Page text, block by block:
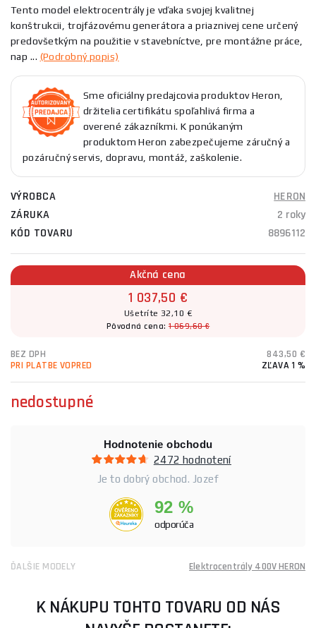
Tento model elektrocentrály je vďaka svojej kvalitnej
konštrukcii, trojfázovému generátora a priaznivej cene určený
predovšetkým na použitie v stavebníctve, pre montážne práce,
nap ... (Podrobný popis)
Sme oficiálny predajcovia produktov Heron,
držitelia certifikátu spoľahlivá firma a
overené zákazníkmi. K ponúkaným
produktom Heron zabezpečujeme záručný a
pozáručný servis, dopravu, montáž, zaškolenie.
VÝROBCA
HERON
ZÁRUKA
2 roky
KÓD TOVARU
8896112
Akčná cena
1 037,50 €
Ušetríte 32,10 €
Pôvodná cena:1 069,60 €
BEZ DPH
843,50 €
PRI PLATBE VOPRED
ZĽAVA 1 %
nedostupné
Hodnotenie obchodu
2472 hodnotení
Je to dobrý obchod. Jozef
92 %
odporúča
ĎALŠIE MODELY Elektrocentrály 400V HERON
K NÁKUPU TOHTO TOVARU OD NÁS